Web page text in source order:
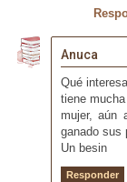
Anuca
Qué
tiene
mujer, aún
ganado sus
Un besin
Responder